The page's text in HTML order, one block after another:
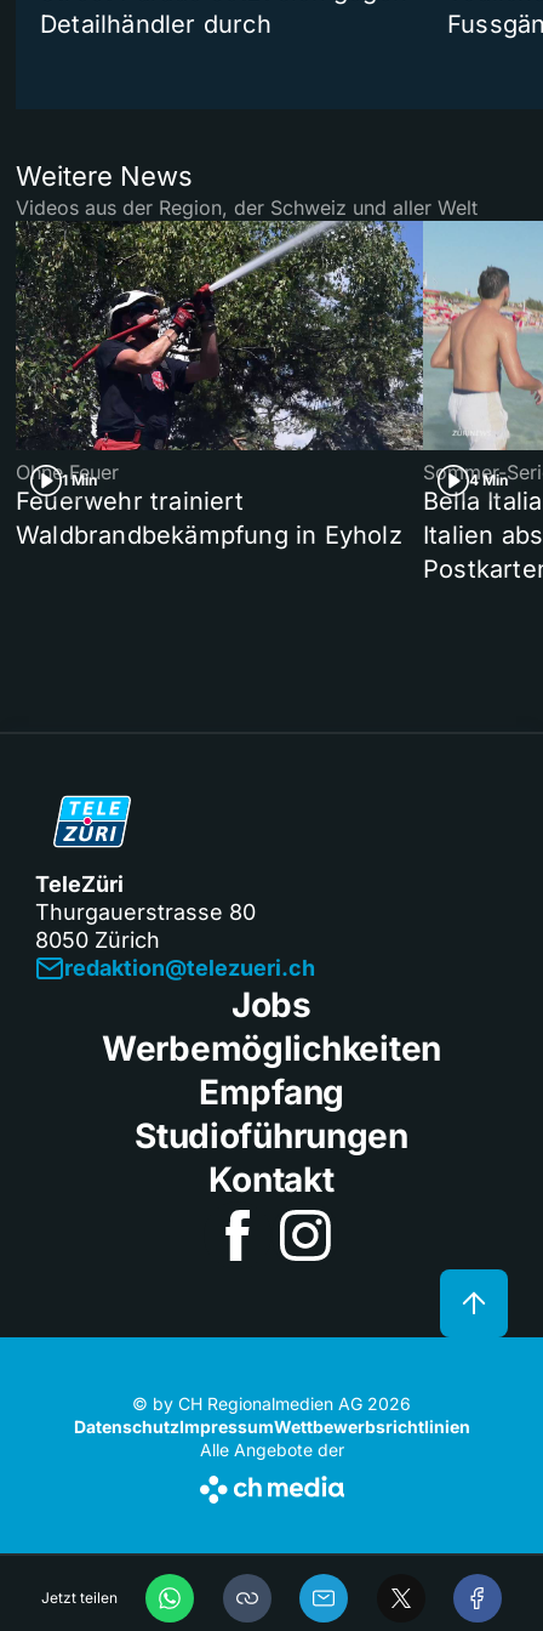
Jetzt teilen
Detailhändler durch
Weitere News
Videos aus der Region, der Schweiz und aller Welt
1 Min
Ohne Feuer
Feuerwehr trainiert
Waldbrandbekämpfung in Eyholz
4 Min
Sommer-
Bella
Italien
TeleZüri
Thurgauerstrasse 80
8050 Zürich
redaktion@telezueri.ch
Jobs
Werbemöglichkeiten
Empfang
Studioführungen
Kontakt
© by CH Regionalmedien AG 2026
DatenschutzImpressumWettbewerbsrichtlinien
Alle Angebote der